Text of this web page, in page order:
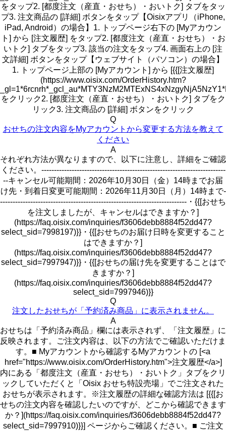
をタップ2. [都度注文（産直・おせち）・おいトク] タブをタッ
プ3. 注文商品の [詳細] ボタンをタップ【Oisixアプリ（iPhone,
iPad, Android）の場合】1. トップページ右下の [Myアカウン
ト] から [注文履歴] をタップ2. [都度注文（産直・おせち）・お
いトク] タブをタップ3. 該当の注文をタップ4. 画面右上の [注
文詳細] ボタンをタップ【ウェブサイト（パソコン）の場合】
1. トップページ上部の [Myアカウント] から [{{[注文履歴]
(https://www.oisix.com/OrderHistory.htm?
をクリック2. [都度注文（産直・おせち）・おいトク] タブをク
リック3. 注文商品の [詳細] ボタンをクリック
Q
おせちの注文内容をMyアカウントから変更する方法を教えて
ください
A
それぞれ方法が異なりますので、以下に注意し、詳細をご確認
ください。-------------------------------------------------------------------------
--キャンセル可能期間：2026年10月30日（金）14時までお届
け先・到着日変更可能期間：2026年11月30日（月）14時まで-
--------------------------------------------------------------------------・{{[おせち
を注文しましたが、キャンセルはできますか？]
(https://faq.oisix.com/inquiries/f3606debb8884f52dd47?
select_sid=7998197)}}・{{[おせちのお届け日時を変更すること
はできますか？]
(https://faq.oisix.com/inquiries/f3606debb8884f52dd47?
select_sid=7997947)}}・{{[おせちの届け先を変更することはで
きますか？]
(https://faq.oisix.com/inquiries/f3606debb8884f52dd47?
select_sid=7997946)}}
Q
注文したおせちが「予約済み商品」に表示されません。
A
おせちは「予約済み商品」欄には表示されず、「注文履歴」に
反映されます。ご注文内容は、以下の方法でご確認いただけま
す。■ Myアカウントから確認するMyアカウントの [<a
href="https://www.oisix.com/OrderHistory.htm">注文履歴</a>]
内にある「都度注文（産直・おせち）・おいトク」タブをクリ
ックしていただくと「Oisix おせち特設売場」でご注文された
おせちが表示されます。※注文履歴の詳細な確認方法は [{{[お
せちの注文内容を確認したいのですが、どこから確認できます
か？](https://faq.oisix.com/inquiries/f3606debb8884f52dd47?
select_sid=7997910)}}] ページからご確認ください。■ ご注文